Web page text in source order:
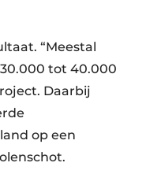
“Meestal
tot 40.000
Daarbij
op een